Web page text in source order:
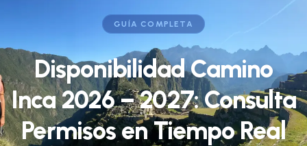
GUÍA COMPLETA
Disponibilidad Camino
Inca 2026 – 2027: Consulta
Permisos en Tiempo Real